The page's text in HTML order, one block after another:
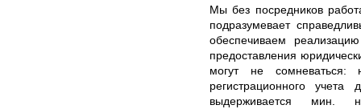
Мы без посредников
подразумевает
обеспечиваем
предоставления
могут не
регистрационного учета
выдерживается мин.